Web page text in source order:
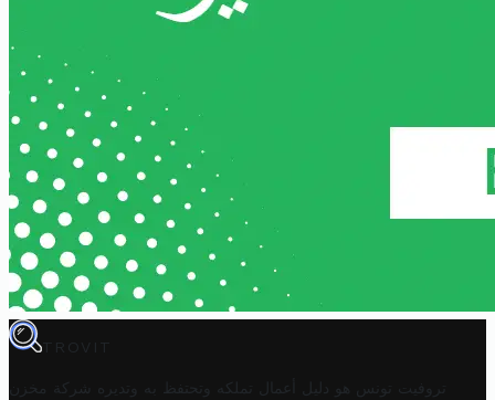
TROVIT
تروفيت تونس هو دليل أعمال تملكه وتحتفظ به وتديره
شركة مخزن